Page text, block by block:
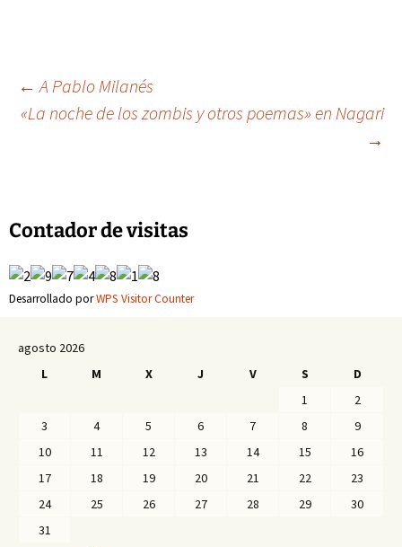
Navegación
entradas
← A Pablo Milanés
«La noche de los zombis y otros poemas» en Nagari
→
Contador de visitas
Desarrollado porWPS Visitor Counter
agosto 2026
L
M X J V S
D
1
2
3
4 5 6 7 8
9
10
11 12 13 14 15
16
17
18 19 20 21 22
23
24
25 26 27 28 29
30
31